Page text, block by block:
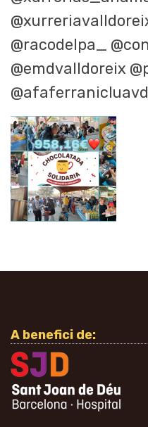
@racodelpa_
@emdvalldoreix
A benefici de: